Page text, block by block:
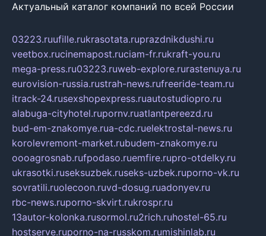
Актуальный каталог компаний по всей России
03223.ruufille.rukrasotata.ruprazdnikdushi.ru
veetbox.rucinemapost.ruciam-fr.rukraft-you.ru
mega-press.ru03223.ruweb-explore.rurastenuya.ru
eurovision-russia.rustrah-news.rufreeride-team.ru
itrack-24.rusexshopexpress.ruautostudiopro.ru
alabuga-cityhotel.rupornv.ruatlantpereezd.ru
bud-em-znakomye.rua-cdc.ruelektrostal-news.ru
korolevremont-market.rubudem-znakomye.ru
oooagrosnab.rufpodaso.ruemfire.rupro-otdelky.ru
ukrasotki.ruseksuzbek.ruseks-uzbek.ruporno-vk.ru
sovratili.ruolecoon.ruvd-dosug.ruadonyev.ru
rbc-news.ruporno-skvirt.rukrospr.ru
13autor-kolonka.rusormol.ru2rich.ruhostel-65.ru
hostserve.ruporno-na-russkom.rumishinlab.ru